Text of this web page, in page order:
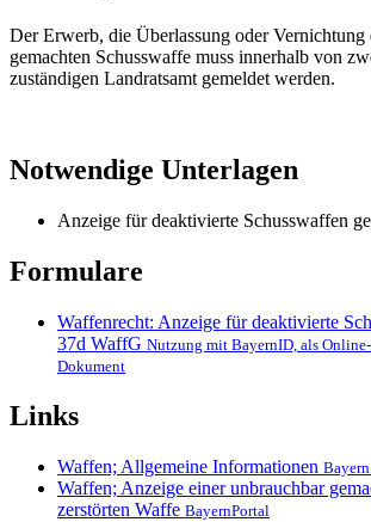
Der Erwerb, die Überlassung oder Vernichtung
gemachten Schusswaffe muss innerhalb von
zuständigen Landratsamt gemeldet werden.
Notwendige Unterlagen
Anzeige für deaktivierte Schusswaffen
Formulare
Waffenrecht: Anzeige für deaktivierte
37d WaffG Nutzung mit BayernID, als
Dokument
Links
Waffen; Allgemeine Informationen
Waffen; Anzeige einer unbrauchbar
zerstörten Waffe BayernPortal